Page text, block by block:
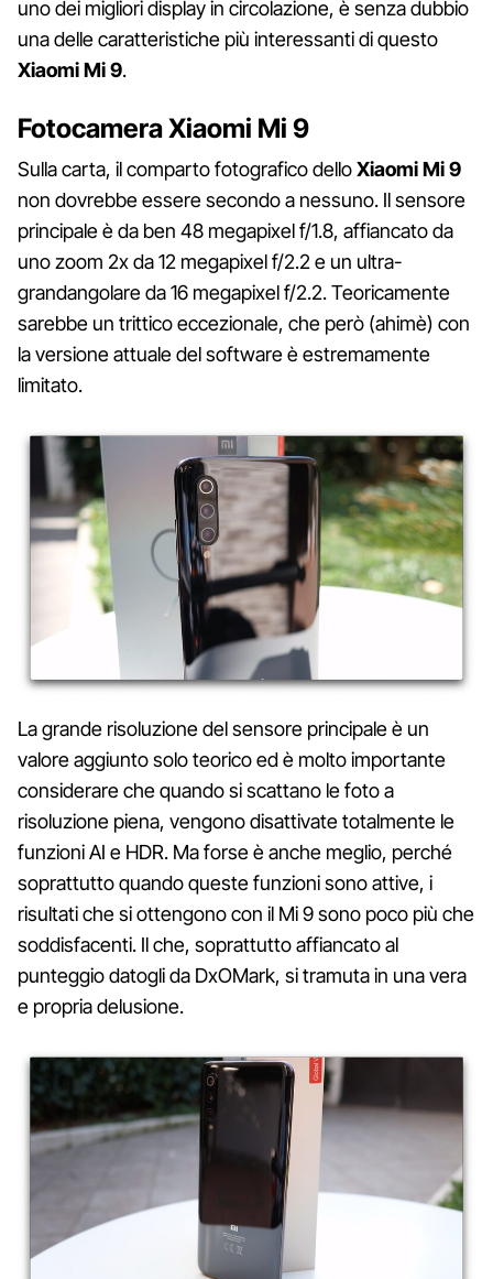
uno dei migliori display in circolazione, è senza dubbio
una delle caratteristiche più interessanti di questo
Xiaomi Mi 9.
Fotocamera Xiaomi Mi 9
Sulla carta, il comparto fotografico delloXiaomi Mi 9
non dovrebbe essere secondo a nessuno. Il sensore
principale è da ben 48 megapixel f/1.8, affiancato da
uno zoom 2x da 12 megapixel f/2.2 e un ultra-
grandangolare da 16 megapixel f/2.2. Teoricamente
sarebbe un trittico eccezionale, che però (ahimè) con
la versione attuale del software è estremamente
limitato.
La grande risoluzione del sensore principale è un
valore aggiunto solo teorico ed è molto importante
considerare che quando si scattano le foto a
risoluzione piena, vengono disattivate totalmente le
funzioni AI e HDR. Ma forse è anche meglio, perché
soprattutto quando queste funzioni sono attive, i
risultati che si ottengono con il Mi 9 sono poco più che
soddisfacenti. Il che, soprattutto affiancato al
punteggio datogli da DxOMark, si tramuta in una vera
e propria delusione.